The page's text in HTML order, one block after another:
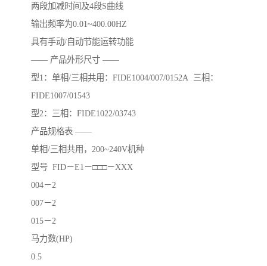
两段加减时间及4段S曲线
输出频率为0.01~400.00HZ
具有手动/自动节能运转功能
—— 产品外形尺寸 ——
型1：单相/三相共用：FIDE1004/007/0152A 三相：
FIDE1007/01543
型2：三相：FIDE1022/03743
产品规格表 ——
单相/三相共用，200~240V机种
型号 FID－E1－□□□－XXX
004－2
007－2
015－2
马力数(HP)
0.5